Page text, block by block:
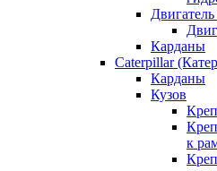
Карданы
Caterpillar
Карданы
Кузов
к